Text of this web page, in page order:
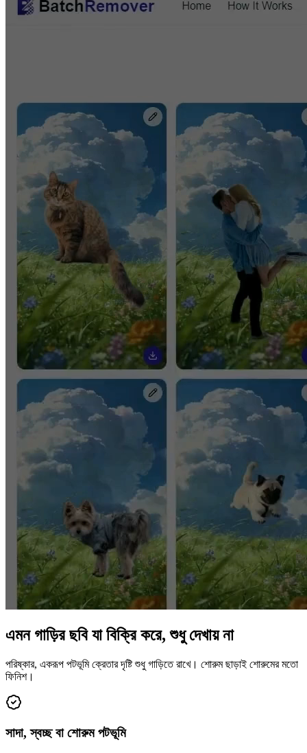
এমন গাড়ির ছবি যা বিক্রি করে, শুধু দেখায় না
পরিষ্কার, একরূপ পটভূমি ক্রেতার দৃষ্টি শুধু গাড়িতে রাখে। শোরুম ছাড়াই শোরুমের মতো
ফিনিশ।
সাদা, স্বচ্ছ বা শোরুম পটভূমি